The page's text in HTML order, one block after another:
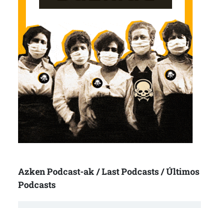
Azken Podcast-ak / Last Podcasts / Últimos
Podcasts